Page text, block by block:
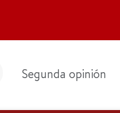
Segunda opinión